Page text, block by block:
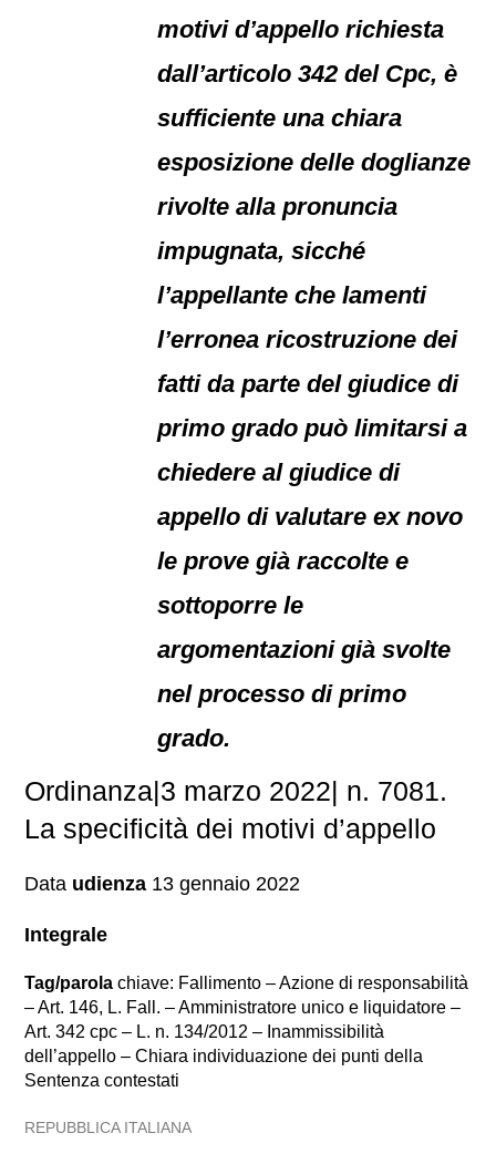
motivi d’appello richiesta
dall’articolo 342 del Cpc, è
sufficiente una chiara
esposizione delle doglianze
rivolte alla pronuncia
impugnata, sicché
l’appellante che lamenti
l’erronea ricostruzione dei
fatti da parte del giudice di
primo grado può limitarsi a
chiedere al giudice di
appello di valutare ex novo
le prove già raccolte e
sottoporre le
argomentazioni già svolte
nel processo di primo
grado.
Ordinanza|3 marzo 2022| n. 7081.
La specificità dei motivi d’appello
Data udienza 13 gennaio 2022
Integrale
Tag/parola chiave: Fallimento – Azione di responsabilità
– Art. 146, L. Fall. – Amministratore unico e liquidatore –
Art. 342 cpc – L. n. 134/2012 – Inammissibilità
dell’appello – Chiara individuazione dei punti della
Sentenza contestati
REPUBBLICA ITALIANA